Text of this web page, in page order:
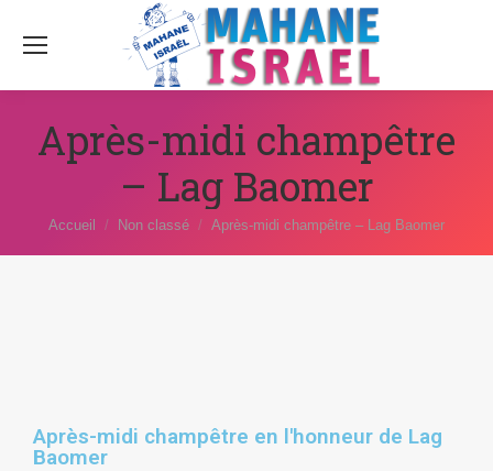
Après-midi champêtre
– Lag Baomer
Vous êtes ici :
Accueil Non classé Après-midi champêtre – Lag Baomer
Après-midi champêtre en l'honneur de Lag
Baomer